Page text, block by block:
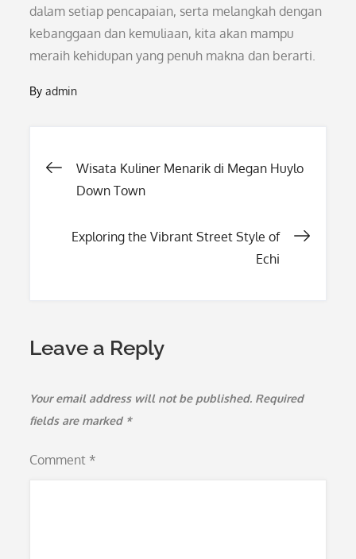
dalam setiap pencapaian, serta melangkah dengan
kebanggaan dan kemuliaan, kita akan mampu
meraih kehidupan yang penuh makna dan berarti.
Byadmin
Post
Wisata Kuliner Menarik di Megan Huylo
Down Town
Exploring the Vibrant Street Style of
Echi
Leave a Reply
Your email address will not be published. Required
fields are marked *
Comment *